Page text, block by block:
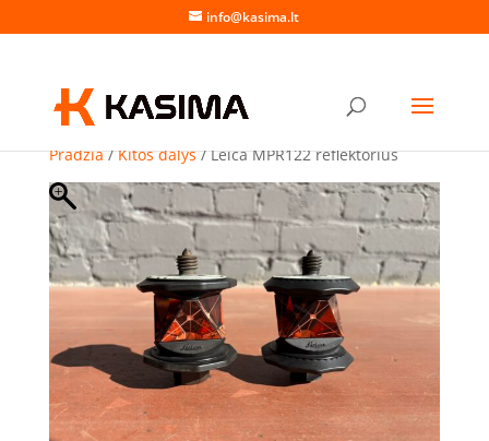
info@kasima.lt
Pradžia/Kitos dalys/ Leica MPR122 reflektorius